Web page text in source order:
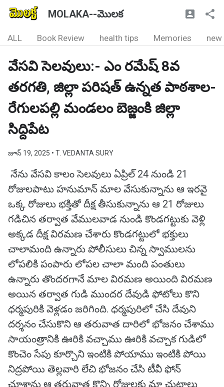
MOLAKA--మొలక
ALL Book Review health tips Memories new
వేసవి సెలవులు:- ఎం రమేష్ 8వ
తరగతి, జిల్లా పరిషత్ ఉన్నత పాఠశాల-
రేగులపల్లి మండలం బెజ్జంకి జిల్లా
సిద్దిపేట
జూన్ 19, 2025 • T. VEDANTA SURY
నేను వేసవి కాలం సెలవులు ఏప్రిల్ 24 నుండి 21
రోజులపాటు హనుమాన్ మాల వేసుకున్నాను ఆ ఇరవై
ఒక్క రోజులు భక్తితో దీక్ష తీసుకున్నాను ఆ 21 రోజులు
గడిచిన తర్వాత వేములవాడ నుండి కొండగట్టుకు వెళ్లి
అక్కడ దీక్ష విరమణ చేశారు కొండగట్టులో భక్తులు
చాలామంది ఉన్నారు పోలీసులు చిన్న స్వాములను
లోపలికి పంపారు లోపల చాలా మంది పంతులు
ఉన్నారు తొందరగానే మాల విరమణ అయింది విరమణ
అయిన తర్వాత గుడి ముందర దేవుడి ఫోటోలు కొని
ధర్మపురికి వెళ్లడం జరిగింది. ధర్మపురిలో చేసి దేవుని
దర్శనం చేసుకొని ఆ తరువాత దారిలో భోజనం చేశాము
సాయంత్రానికి ఊరికి వచ్చాము ఊరికి వచ్చాక గుడిలో
కొంచెం సేపు కూర్చొని ఇంటికి పోయాము ఇంటికి పోయి
నిద్రపోయి తెల్లవారి లేచి భోజనం చేసి టీవీ ఫోన్
చూశాను ఆ తరువాత కొన్ని రోజులకు మా చుట్టాలు